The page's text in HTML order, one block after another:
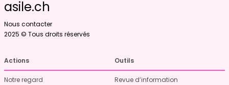
asile.ch
Nous contacter
2025 © Tous droits réservés
Actions
Notre regard
Outils
Revue d’information